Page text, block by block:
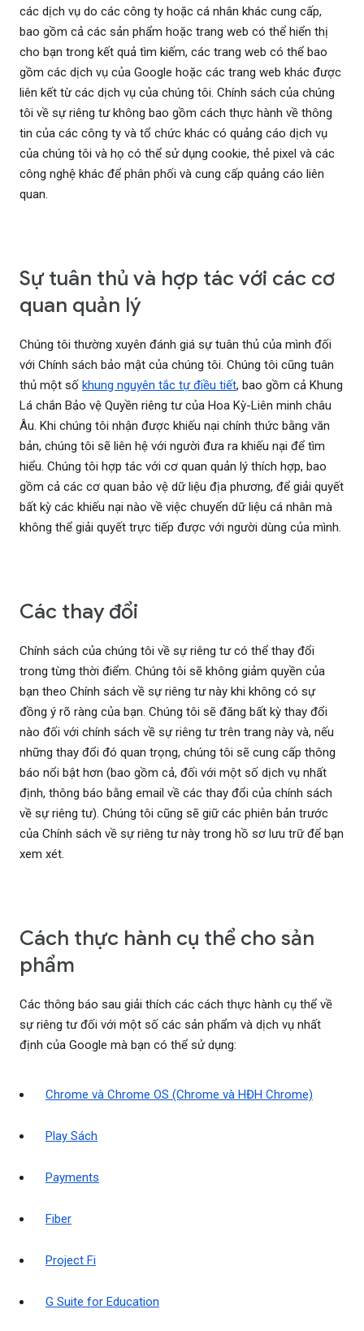
các dịch vụ do các công ty hoặc cá nhân khác cung cấp,
bao gồm cả các sản phẩm hoặc trang web có thể hiển thị
cho bạn trong kết quả tìm kiếm, các trang web có thể bao
gồm các dịch vụ của Google hoặc các trang web khác được
liên kết từ các dịch vụ của chúng tôi. Chính sách của chúng
tôi về sự riêng tư không bao gồm cách thực hành về thông
tin của các công ty và tổ chức khác có quảng cáo dịch vụ
của chúng tôi và họ có thể sử dụng cookie, thẻ pixel và các
công nghệ khác để phân phối và cung cấp quảng cáo liên
quan.
Sự tuân thủ và hợp tác với các cơ
quan quản lý
Chúng tôi thường xuyên đánh giá sự tuân thủ của mình đối
với Chính sách bảo mật của chúng tôi. Chúng tôi cũng tuân
thủ một số khung nguyên tắc tự điều tiết, bao gồm cả Khung
Lá chắn Bảo vệ Quyền riêng tư của Hoa Kỳ-Liên minh châu
Âu. Khi chúng tôi nhận được khiếu nại chính thức bằng văn
bản, chúng tôi sẽ liên hệ với người đưa ra khiếu nại để tìm
hiểu. Chúng tôi hợp tác với cơ quan quản lý thích hợp, bao
gồm cả các cơ quan bảo vệ dữ liệu địa phương, để giải quyết
bất kỳ các khiếu nại nào về việc chuyển dữ liệu cá nhân mà
không thể giải quyết trực tiếp được với người dùng của mình.
Các thay đổi
Chính sách của chúng tôi về sự riêng tư có thể thay đổi
trong từng thời điểm. Chúng tôi sẽ không giảm quyền của
bạn theo Chính sách về sự riêng tư này khi không có sự
đồng ý rõ ràng của bạn. Chúng tôi sẽ đăng bất kỳ thay đổi
nào đối với chính sách về sự riêng tư trên trang này và, nếu
những thay đổi đó quan trọng, chúng tôi sẽ cung cấp thông
báo nổi bật hơn (bao gồm cả, đối với một số dịch vụ nhất
định, thông báo bằng email về các thay đổi của chính sách
về sự riêng tư). Chúng tôi cũng sẽ giữ các phiên bản trước
của Chính sách về sự riêng tư này trong hồ sơ lưu trữ để bạn
xem xét.
Cách thực hành cụ thể cho sản
phẩm
Các thông báo sau giải thích các cách thực hành cụ thể về
sự riêng tư đối với một số các sản phẩm và dịch vụ nhất
định của Google mà bạn có thể sử dụng:
Chrome và Chrome OS (Chrome và HĐH Chrome)
Play Sách
Payments
Fiber
Project Fi
G Suite for Education